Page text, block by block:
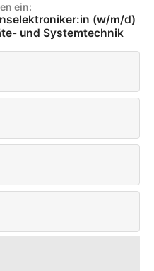
ein:
(w/m/d)
und Systemtechnik